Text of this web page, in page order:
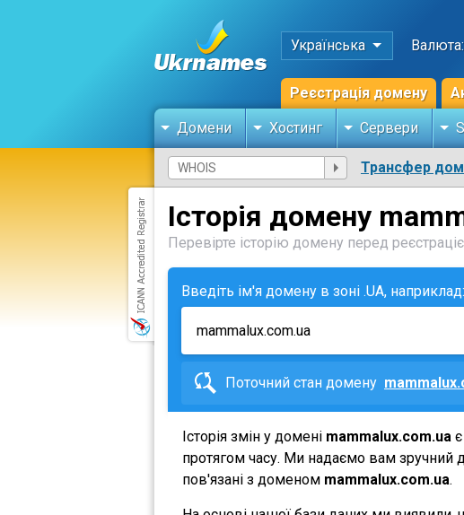
Українська Валюта:
Реєстрація домену
Домени Хостинг Сервери
Трансфер
Історія домену
Перевірте історію домену перед
Введіть ім'я домену в зоні .UA,
Поточний стан домену
Історія змін у домені mammalux.com.ua
протягом часу. Ми надаємо вам зручний
пов'язані з доменом mammalux.com.ua.